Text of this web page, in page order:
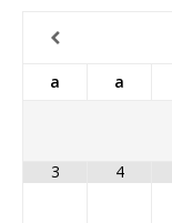
a a
3 4